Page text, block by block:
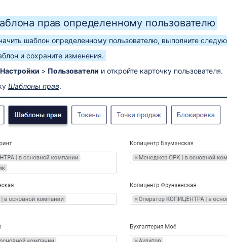
прав определенному пользователю
шаблон определенному пользователю, выполните
и сохраните изменения.
Настройки > Пользователи и откройте карточку пользователя.
Шаблоны прав.